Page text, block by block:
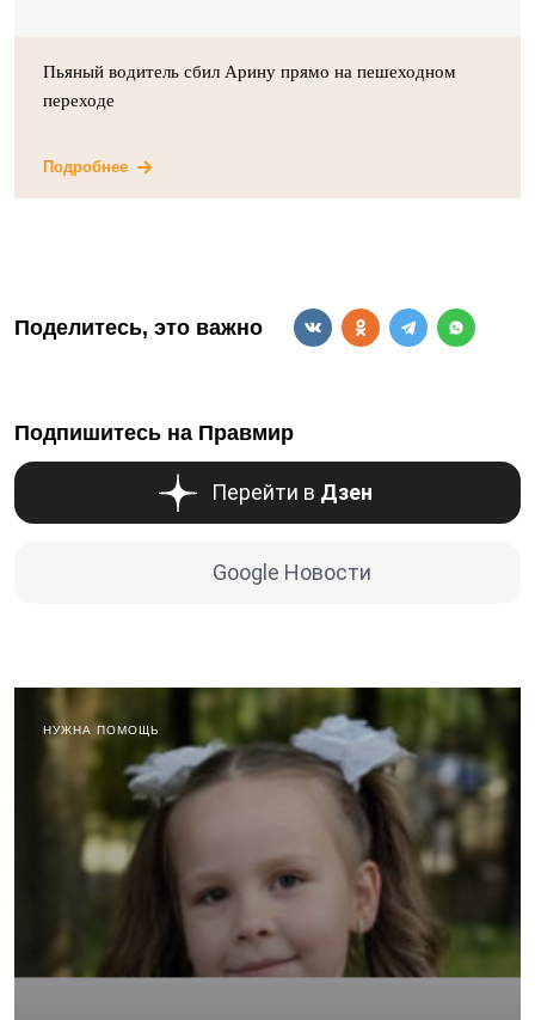
Пьяный водитель сбил Арину прямо на пешеходном
переходе
Подробнее
Поделитесь, это важно
Подпишитесь на Правмир
Перейти в Дзен
Google Новости
НУЖНА ПОМОЩЬ